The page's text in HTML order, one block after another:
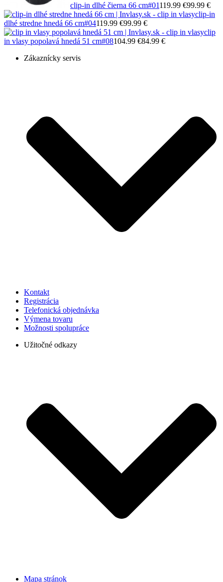
clip-in dlhé čierna 66 cm#01119.99 €99.99 €
clip-in
dlhé stredne hnedá 66 cm#04119.99 €99.99 €
clip
in vlasy popolavá hnedá 51 cm#08104.99 €84.99 €
Zákaznícky servis
Kontakt
Registrácia
Telefonická objednávka
Výmena tovaru
Možnosti spolupráce
Užitočné odkazy
Mapa stránok